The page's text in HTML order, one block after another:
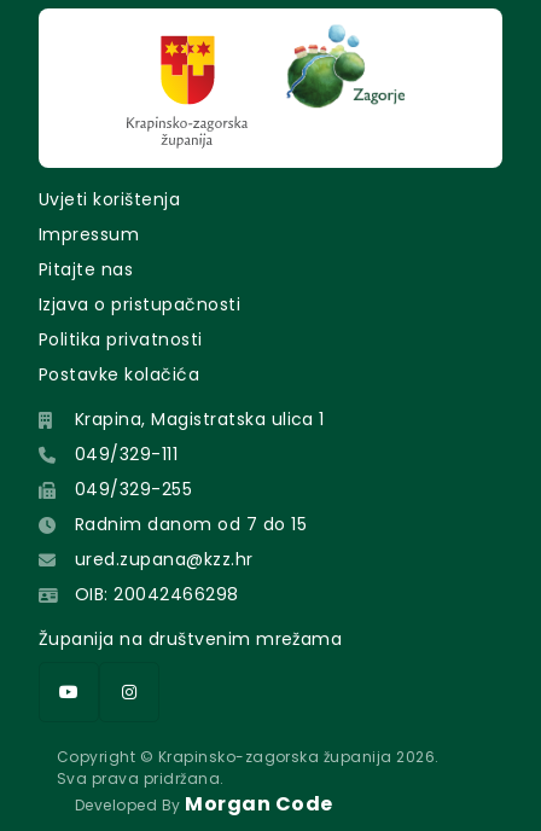
Uvjeti korištenja
Impressum
Pitajte nas
Izjava o pristupačnosti
Politika privatnosti
Postavke kolačića
Krapina, Magistratska ulica 1
049/329-111
049/329-255
Radnim danom od 7 do 15
ured.zupana@kzz.hr
OIB: 20042466298
Županija na društvenim mrežama
Copyright © Krapinsko-zagorska županija 2026.
Sva prava pridržana.
Developed By Morgan Code